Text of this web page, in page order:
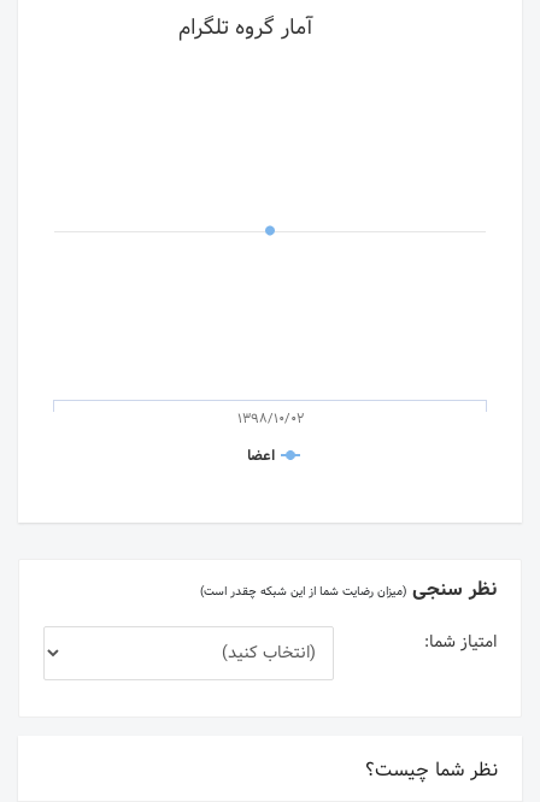
آمار گروه تلگرام
اعضا
1398/10/02
نظر سنجی (میزان رضایت شما از این شبکه چقدر است)
امتیاز شما:
نظر شما چیست؟